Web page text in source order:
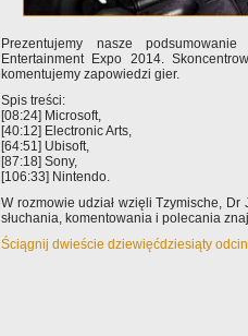
Prezentujemy nasze
Entertainment Expo 2014.
komentujemy zapowiedzi gier.
Spis treści:
[08:24] Microsoft,
[40:12] Electronic Arts,
[64:51] Ubisoft,
[87:18] Sony,
[106:33] Nintendo.
W rozmowie udział wzięli Tzymische,
słuchania, komentowania i polecania
Ściągnij dwieście dziewięćdziesiąty